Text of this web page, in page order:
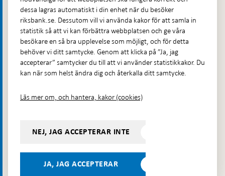
Hitta direkt
Frågor och svar-
Öppnas
i
ny
flik
Till Riksbankens webbarkiv-
Öppnas
i
ny
Presskontakt
Integritetspolicy
Följ oss på sociala medier
YouTubeDela på:Dela på:
Dela
på:
dessa lagras automatiskt i din enhet när du besöker
riksbank.se. Dessutom vill vi använda kakor för att samla in
statistik så att vi kan förbättra webbplatsen och ge våra
besökare en så bra upplevelse som möjligt, och för detta
behöver vi ditt samtycke. Genom att klicka på ”Ja, jag
accepterar” samtycker du till att vi använder statistikkakor. Du
kan när som helst ändra dig och återkalla ditt samtycke.
Läs mer om, och hantera, kakor (cookies)
NEJ, JAG ACCEPTERAR INTE
JA, JAG ACCEPTERAR